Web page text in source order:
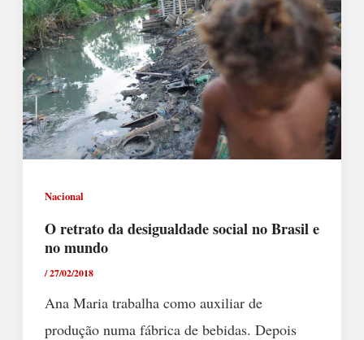
Nacional
O retrato da desigualdade social no Brasil e
no mundo
/27/02/2018
Ana Maria trabalha como auxiliar de
produção numa fábrica de bebidas. Depois